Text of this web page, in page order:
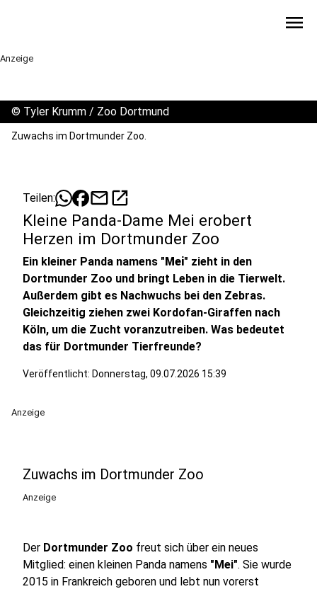
menu
Anzeige
© Tyler Krumm / Zoo Dortmund
Zuwachs im Dortmunder Zoo.
Teilen: mailopen_in_new
Kleine Panda-Dame Mei erobert
Herzen im Dortmunder Zoo
Ein kleiner Panda namens "Mei" zieht in den
Dortmunder Zoo und bringt Leben in die Tierwelt.
Außerdem gibt es Nachwuchs bei den Zebras.
Gleichzeitig ziehen zwei Kordofan-Giraffen nach
Köln, um die Zucht voranzutreiben. Was bedeutet
das für Dortmunder Tierfreunde?
Veröffentlicht: Donnerstag, 09.07.2026 15:39
Anzeige
Zuwachs im Dortmunder Zoo
Anzeige
Der Dortmunder Zoo freut sich über ein neues
Mitglied: einen kleinen Panda namens "Mei". Sie wurde
2015 in Frankreich geboren und lebt nun vorerst